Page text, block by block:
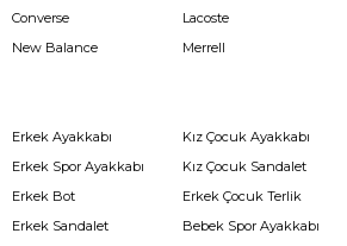
Converse
New Balance
Lacoste
Merrell
Erkek Ayakkabı
Erkek Spor Ayakkabı
Erkek Bot
Erkek Sandalet
Kız Çocuk Ayakkabı
Kız Çocuk Sandalet
Erkek Çocuk Terlik
Bebek Spor Ayakkabı